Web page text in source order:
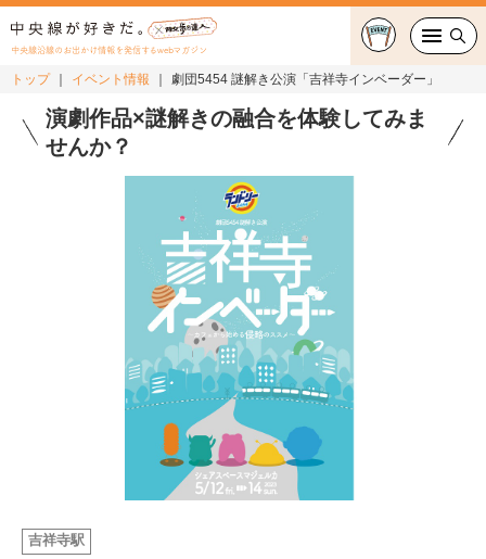
中央線沿線のお出かけ情報を発信するwebマガジン
グルメ・カフェ
中央線カルチャー
イベント情報
トップ イベント情報 劇団5454 謎解き公演「吉祥寺インベーダー」
演劇作品×謎解きの融合を体験してみま
せんか？
吉祥寺駅